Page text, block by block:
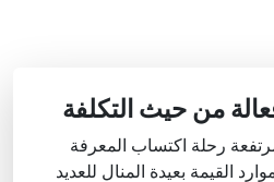
من حيث التكلفة
رحلة اكتساب المعرفة
القيمة بعيدة المنال للعديد